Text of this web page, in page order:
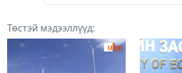
Төстэй мэдээллүүд: